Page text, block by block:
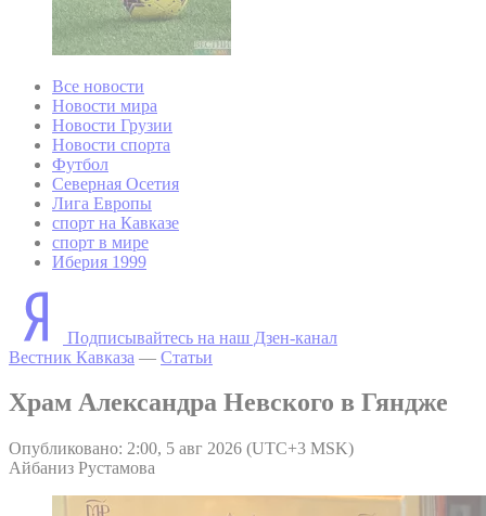
Все новости
Новости мира
Новости Грузии
Новости спорта
Футбол
Северная Осетия
Лига Европы
спорт на Кавказе
спорт в мире
Иберия 1999
Подписывайтесь на наш Дзен-канал
Вестник Кавказа — Статьи
Храм Александра Невского в Гяндже
Опубликовано: 2:00, 5 авг 2026 (UTC+3 MSK)
Айбаниз Рустамова